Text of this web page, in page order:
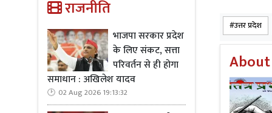
राजनीति
भाजपा सरकार प्रदेश
के लिए संकट, सत्ता
परिवर्तन से ही होगा
समाधान : अखिलेश यादव
02 Aug 2026 19:13:32
Read
फुलवंती
उत्तर प्रदेश